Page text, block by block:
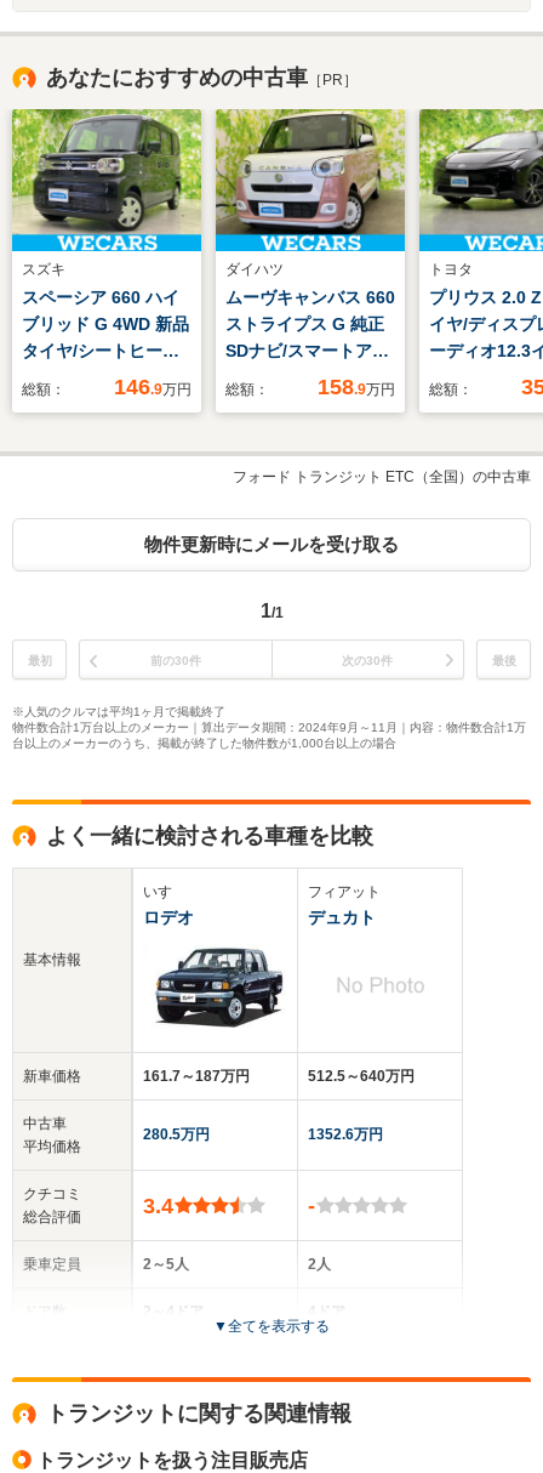
あなたにおすすめの中古車 ［PR］
スズキ
スペーシア 660 ハイ
ブリッド G 4WD 新品
タイヤ/シートヒータ
ー 前席/横滑り防止装
アコン/オートライト/
ライトレベライザー
総額： 146.9万円
ダイハツ
ムーヴキャンバス 660
ストライプス G 純正
SDナビ/スマートアシ
スト(トヨタ・ダイハ
車線逸脱防止支援シス
テム/ドライブレコー
プ LED/USBジャック
総額： 158.9万円
トヨタ
プリウス 2.0
イヤ/ディスプ
ーディオ12.3
デジタルイン
ン/パノラミッ
ーモニター/車
総額：
フォード トランジット ETC（全国）の中古車
物件更新時にメールを受け取る
1/1
最初 前の30件 次の30件 最後
※人気のクルマは平均1ヶ月で掲載終了
物件数合計1万台以上のメーカー｜算出データ期間：2024年9月～11月｜内容：物件数合計1万
台以上のメーカーのうち、掲載が終了した物件数が1,000台以上の場合
よく一緒に検討される車種を比較
基本情報
新車価格
中古車
平均価格
クチコミ
総合評価
乗車定員
いすゞ
ロデオ
161.7～187万円
280.5万円
3.4
2～5人
2～4ドア
全高
フィアット
デュカト
512.5～640万円
1352.6万円
-
2人
4ドア
全高
▼全てを表示する
トランジットに関する関連情報
トランジットを扱う注目販売店